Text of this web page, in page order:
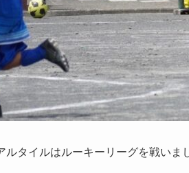
ルタイルはルーキーリーグを戦いま